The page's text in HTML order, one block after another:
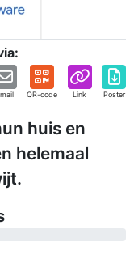
QR-code Link Poster
huis en
helemaal